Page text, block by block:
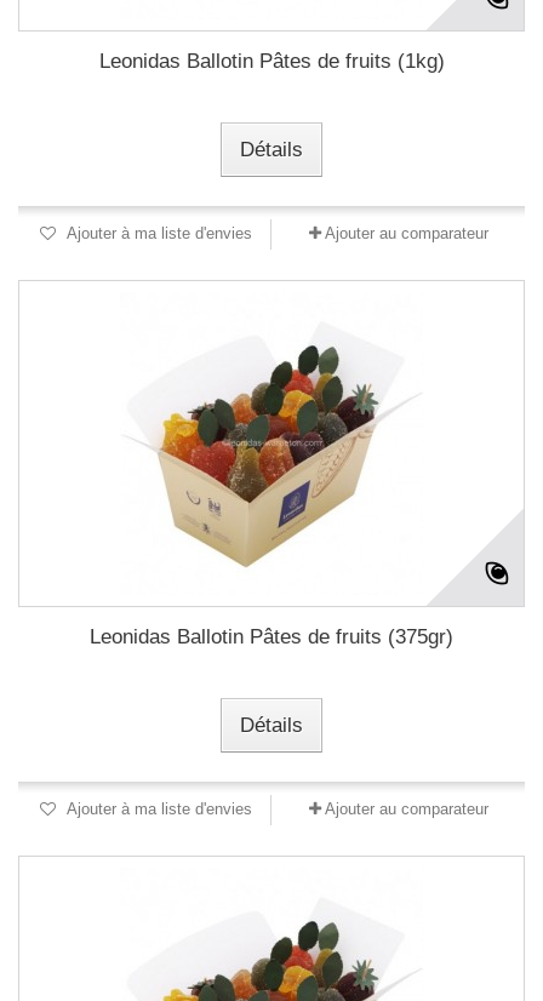
Leonidas Ballotin Pâtes de fruits (1kg)
Détails
Ajouter à ma liste d'envies Ajouter au comparateur
Leonidas Ballotin Pâtes de fruits (375gr)
Détails
Ajouter à ma liste d'envies Ajouter au comparateur